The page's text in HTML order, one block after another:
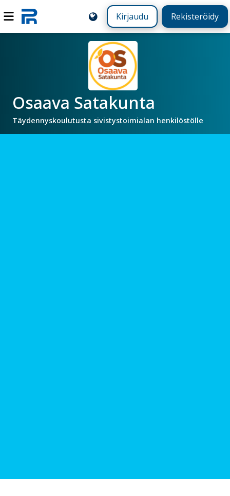
Kirjaudu Rekisteröidy
Osaava Satakunta
Täydennyskoulutusta sivistystoimialan henkilöstölle